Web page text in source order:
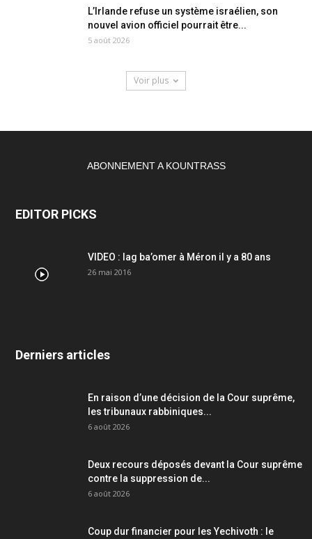
L’Irlande refuse un système israélien, son
nouvel avion officiel pourrait être...
5 août 2026
Voir plus
ABONNEMENT A KOUNTRASS
EDITOR PICKS
VIDEO : lag ba’omer à Méron il y a 80 ans
26 mai 2016
Derniers articles
En raison d’une décision de la Cour suprême,
les tribunaux rabbiniques...
6 août 2026
Deux recours déposés devant la Cour suprême
contre la suppression de...
6 août 2026
Coup dur financier pour les Yechivoth : le